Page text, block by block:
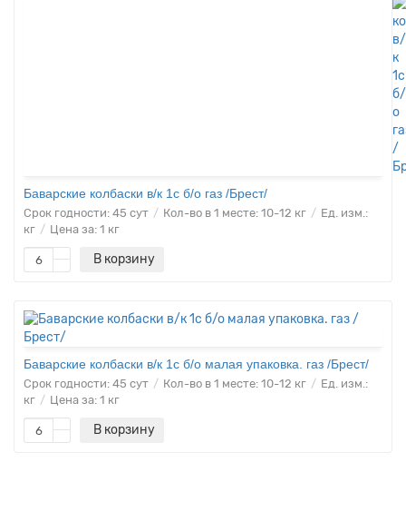
Баварские колбаски в/к 1с б/о газ /Брест/
Срок годности: 45 сут Кол-во в 1 месте: 10-12 кг
Ед. изм.:
кг
Цена за: 1 кг
В корзину
Баварские колбаски в/к 1с б/о малая упаковка. газ /Брест/
Срок годности: 45 сут Кол-во в 1 месте: 10-12 кг
Ед. изм.:
кг
Цена за: 1 кг
В корзину